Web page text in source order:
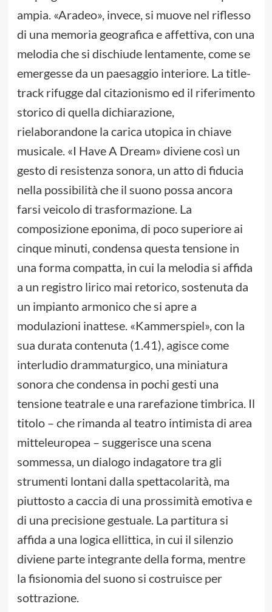
ampia. «Aradeo», invece, si muove nel riflesso
di una memoria geografica e affettiva, con una
melodia che si dischiude lentamente, come se
emergesse da un paesaggio interiore. La title-
track rifugge dal citazionismo ed il riferimento
storico di quella dichiarazione,
rielaborandone la carica utopica in chiave
musicale. «I Have A Dream» diviene così un
gesto di resistenza sonora, un atto di fiducia
nella possibilità che il suono possa ancora
farsi veicolo di trasformazione. La
composizione eponima, di poco superiore ai
cinque minuti, condensa questa tensione in
una forma compatta, in cui la melodia si affida
a un registro lirico mai retorico, sostenuta da
un impianto armonico che si apre a
modulazioni inattese. «Kammerspiel», con la
sua durata contenuta (1.41), agisce come
interludio drammaturgico, una miniatura
sonora che condensa in pochi gesti una
tensione teatrale e una rarefazione timbrica. Il
titolo – che rimanda al teatro intimista di area
mitteleuropea – suggerisce una scena
sommessa, un dialogo indagatore tra gli
strumenti lontani dalla spettacolarità, ma
piuttosto a caccia di una prossimità emotiva e
di una precisione gestuale. La partitura si
affida a una logica ellittica, in cui il silenzio
diviene parte integrante della forma, mentre
la fisionomia del suono si costruisce per
sottrazione.